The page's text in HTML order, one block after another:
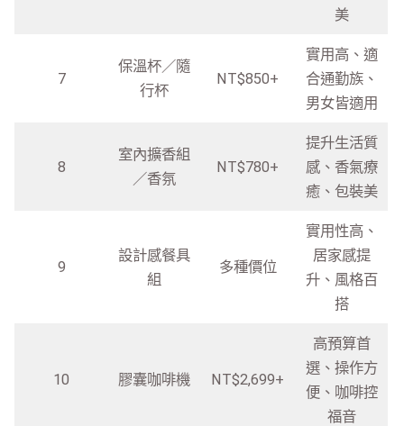
美
7
保溫杯／隨
行杯
NT$850+
實用高、適
合通勤族、
男女皆適用
8
室內擴香組
／香氛
NT$780+
提升生活質
感、香氣療
癒、包裝美
9
設計感餐具
組
多種價位
實用性高、
居家感提
升、風格百
搭
10 膠囊咖啡機 NT$2,699+
高預算首
選、操作方
便、咖啡控
福音